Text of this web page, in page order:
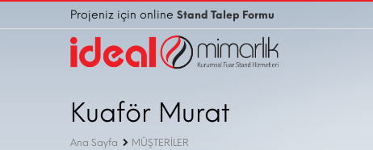
Projeniz için online Stand Talep Formu
Kuaför Murat
Ana Sayfa MÜŞTERİLER